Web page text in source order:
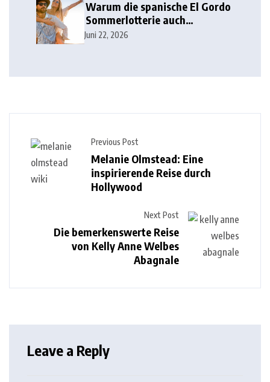
Warum die spanische El Gordo
Sommerlotterie auch
Lottoland erobert
Juni 22, 2026
Previous Post
Melanie Olmstead: Eine
inspirierende Reise durch
Hollywood
Next Post
Die bemerkenswerte Reise
von Kelly Anne Welbes
Abagnale
Leave a Reply